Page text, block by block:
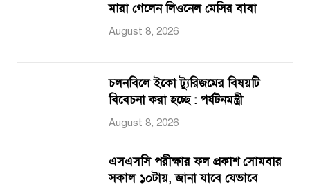
মারা গেলেন লিওনেল মেসির বাবা
August 8, 2026
চলনবিলে ইকো ট্যুরিজমের বিষয়টি
বিবেচনা করা হচ্ছে : পর্যটনমন্ত্রী
August 8, 2026
এসএসসি পরীক্ষার ফল প্রকাশ সোমবার
সকাল ১০টায়, জানা যাবে যেভাবে